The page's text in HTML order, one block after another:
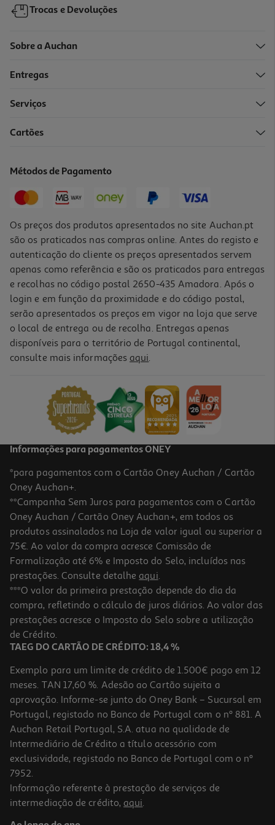
-10%
7,99 € PVP de editor
-10%
Livro Bluey: Superautocolantes - Livro De Atividades
PVP de editor
11,66 €
-10%
Livro Unicórnia: Livro De Atividades Ana Punset
13.46 €/un
14,95 € PVP de editor
13,46 €
Livro Vitrais Para Colorir Dinossauros
Trocas e Devoluções
Sobre a Auchan
Entregas
Serviços
Cartões
Métodos de Pagamento
Os preços dos produtos apresentados no site Auchan.pt
são os praticados nas compras online. Antes do registo e
autenticação do cliente os preços apresentados servem
apenas como referência e são os praticados para entregas
e recolhas no código postal 2650-435 Amadora. Após o
login e em função da proximidade e do código postal,
serão apresentados os preços em vigor na loja que serve
o local de entrega ou de recolha. Entregas apenas
disponíveis para o território de Portugal continental,
consulte mais informações aqui.
Informações para pagamentos ONEY
*para pagamentos com o Cartão Oney Auchan / Cartão
Oney Auchan+.
**Campanha Sem Juros para pagamentos com o Cartão
Oney Auchan / Cartão Oney Auchan+, em todos os
produtos assinalados na Loja de valor igual ou superior a
75€. Ao valor da compra acresce Comissão de
Formalização até 6% e Imposto do Selo, incluídos nas
prestações. Consulte detalhe aqui.
***O valor da primeira prestação depende do dia da
compra, refletindo o cálculo de juros diários. Ao valor das
prestações acresce o Imposto do Selo sobre a utilização
de Crédito.
TAEG DO CARTÃO DE CRÉDITO: 18,4 %
Exemplo para um limite de crédito de 1.500€ pago em 12
meses. TAN 17,60 %. Adesão ao Cartão sujeita a
aprovação. Informe-se junto do Oney Bank – Sucursal em
Portugal, registado no Banco de Portugal com o nº 881. A
Auchan Retail Portugal, S.A. atua na qualidade de
Intermediário de Crédito a título acessório com
exclusividade, registado no Banco de Portugal com o nº
7952.
Informação referente à prestação de serviços de
intermediação de crédito, aqui.